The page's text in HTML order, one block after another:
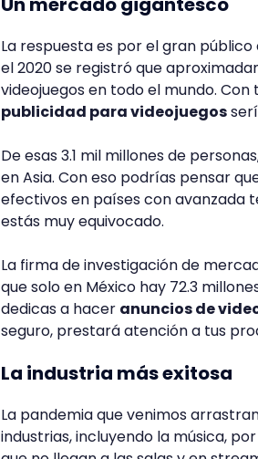
La respuesta es por el gran público
el 2020 se registró que
videojuegos en todo el mundo.
publicidad para videojuegos
De esas 3.1 mil millones de
en Asia. Con eso podrías pensar
efectivos en países con avanzada
estás muy equivocado.
La firma de investigación de
que solo en México hay 72.3
dedicas a hacer anuncios de
seguro, prestará atención a tus
La industria más exitosa
La pandemia que venimos
industrias, incluyendo la música,